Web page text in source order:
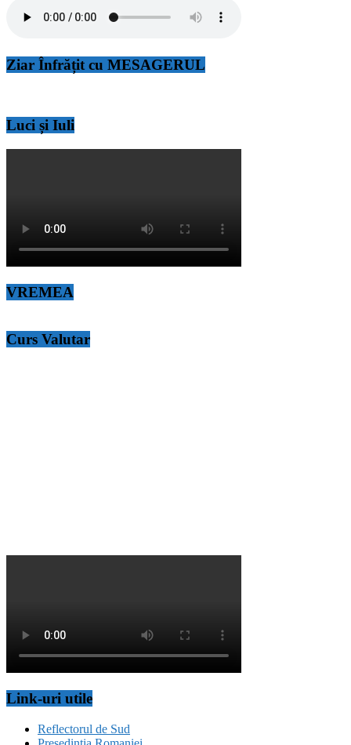
Ziar Înfrățit cu MESAGERUL
Luci și Iuli
VREMEA
Curs Valutar
Link-uri utile
Reflectorul de Sud